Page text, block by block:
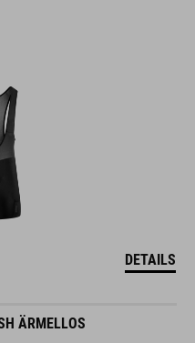
DETAILS
ÄRMELLOS